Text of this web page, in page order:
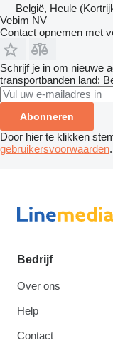
België, Heule
Vebim NV
Contact opnemen met
Schrijf je in om nieuwe
transportbanden land:
Abonneren
Door hier te klikken
gebruikersvoorwaarden.
Bedrijf
Over ons
Help
Contact